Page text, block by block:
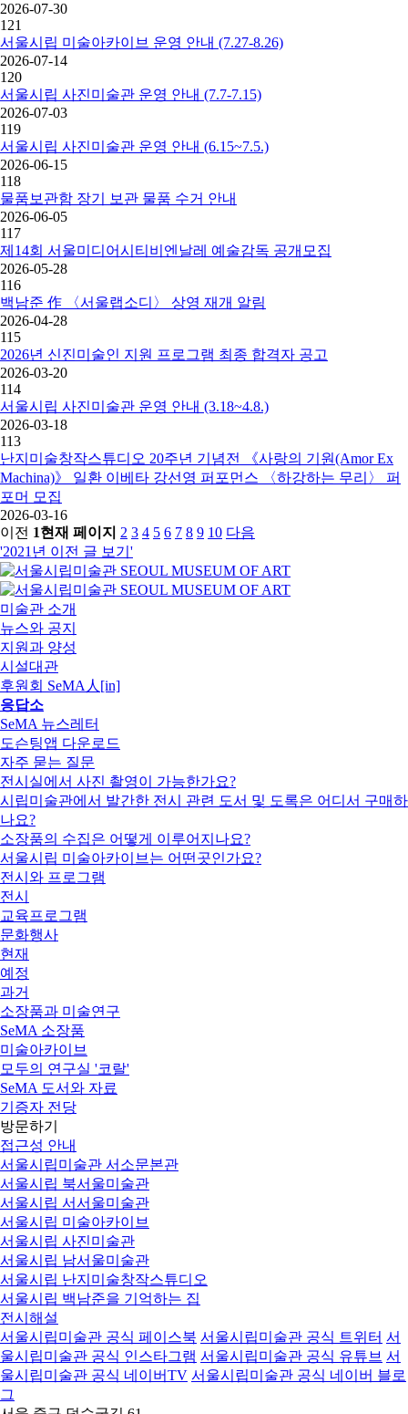
2026-07-30
121
서울시립 미술아카이브 운영 안내 (7.27-8.26)
2026-07-14
120
서울시립 사진미술관 운영 안내 (7.7-7.15)
2026-07-03
119
서울시립 사진미술관 운영 안내 (6.15~7.5.)
2026-06-15
118
물품보관함 장기 보관 물품 수거 안내
2026-06-05
117
제14회 서울미디어시티비엔날레 예술감독 공개모집
2026-05-28
116
백남준 作 〈서울랩소디〉 상영 재개 알림
2026-04-28
115
2026년 신진미술인 지원 프로그램 최종 합격자 공고
2026-03-20
114
서울시립 사진미술관 운영 안내 (3.18~4.8.)
2026-03-18
113
난지미술창작스튜디오 20주년 기념전 《사랑의 기원(Amor Ex
Machina)》 일환 이베타 강선영 퍼포먼스 〈하강하는 무리〉 퍼
포머 모집
2026-03-16
이전 1현재 페이지 2 3 4 5 6 7 8 9 10 다음
'2021년 이전 글 보기 '
미술관 소개
뉴스와 공지
지원과 양성
시설대관
후원회 SeMA人[in]
응답소
SeMA 뉴스레터
도슨팅앱 다운로드
자주 묻는 질문
전시실에서 사진 촬영이 가능한가요?
시립미술관에서 발간한 전시 관련 도서 및 도록은 어디서 구매하
나요?
소장품의 수집은 어떻게 이루어지나요?
서울시립 미술아카이브는 어떤곳인가요?
전시와 프로그램
전시
교육프로그램
문화행사
현재
예정
과거
소장품과 미술연구
SeMA 소장품
미술아카이브
모두의 연구실 '코랄'
SeMA 도서와 자료
기증자 전당
방문하기
접근성 안내
서울시립미술관 서소문본관
서울시립 북서울미술관
서울시립 서서울미술관
서울시립 미술아카이브
서울시립 사진미술관
서울시립 남서울미술관
서울시립 난지미술창작스튜디오
서울시립 백남준을 기억하는 집
전시해설
서울시립미술관 공식 페이스북 서울시립미술관 공식 트위터 서
울시립미술관 공식 인스타그램 서울시립미술관 공식 유튜브 서
울시립미술관 공식 네이버TV 서울시립미술관 공식 네이버 블로
그